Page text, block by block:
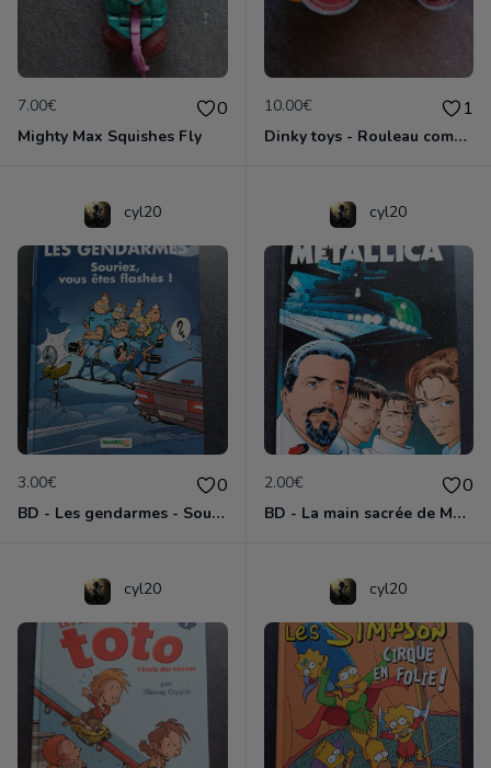
7.00€ 0
Mighty Max Squishes Fly
10.00€ 1
Dinky toys - Rouleau compresseur - Richier 90A
cyl20
3.00€ 0
BD - Les gendarmes - Souriez, vous êtes flashés - Tome 5
cyl20
2.00€ 0
BD - La main sacrée de Metallica
cyl20 cyl20